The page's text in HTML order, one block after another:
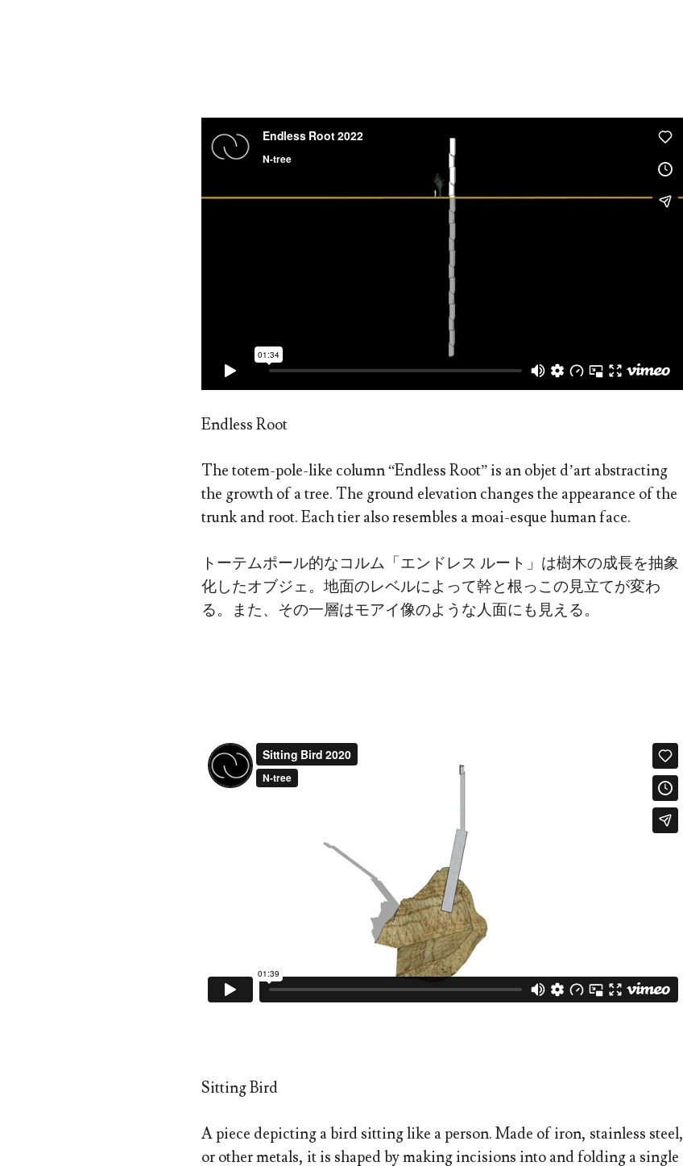
Endless Root
The totem-pole-like column “Endless Root” is an objet d’art abstracting
the growth of a tree. The ground elevation changes the appearance of the
trunk and root. Each tier also resembles a moai-esque human face.
トーテムポール的なコルム「エンドレス ルート」は樹木の成長を抽象
化したオブジェ。地面のレベルによって幹と根っこの見立てが変わ
る。また、その一層はモアイ像のような人面にも見える。
Sitting Bird
A piece depicting a bird sitting like a person. Made of iron, stainless steel,
or other metals, it is shaped by making incisions into and folding a single